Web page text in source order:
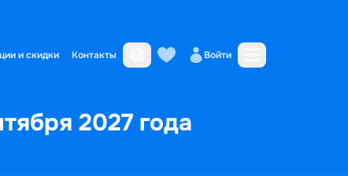
и скидки Контакты Войти
2027 года